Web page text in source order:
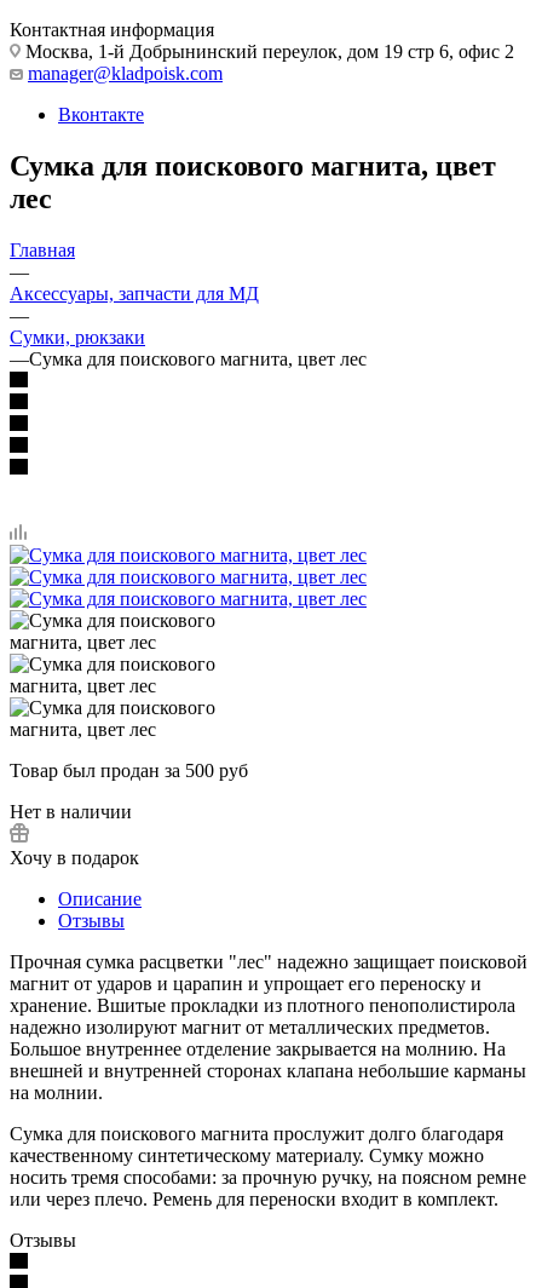
Контактная информация
Москва, 1-й Добрынинский переулок, дом 19 стр 6, офис 2
manager@kladpoisk.com
Вконтакте
Сумка для поискового магнита, цвет
лес
Главная
—
Аксессуары, запчасти для МД
—
Сумки, рюкзаки
—Сумка для поискового магнита, цвет лес
Товар был продан за 500 руб
Нет в наличии
Хочу в подарок
Описание
Отзывы
Прочная сумка расцветки "лес" надежно защищает поисковой
магнит от ударов и царапин и упрощает его переноску и
хранение. Вшитые прокладки из плотного пенополистирола
надежно изолируют магнит от металлических предметов.
Большое внутреннее отделение закрывается на молнию. На
внешней и внутренней сторонах клапана небольшие карманы
на молнии.
Сумка для поискового магнита прослужит долго благодаря
качественному синтетическому материалу. Сумку можно
носить тремя способами: за прочную ручку, на поясном ремне
или через плечо. Ремень для переноски входит в комплект.
Отзывы